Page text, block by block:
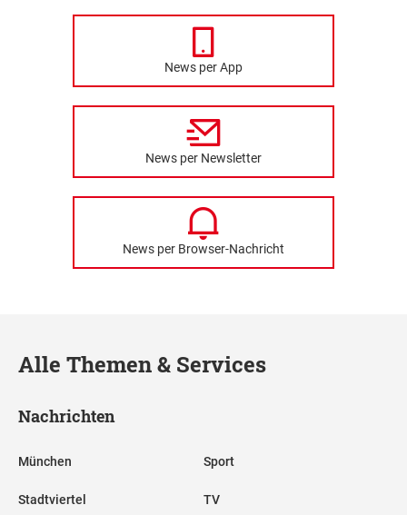
News per App
News per Newsletter
News per Browser-Nachricht
Alle Themen & Services
Nachrichten
München
Stadtviertel
Sport
TV